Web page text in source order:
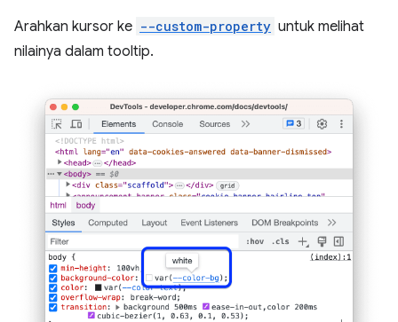
Arahkan kursor ke --custom-property untuk melihat
nilainya dalam tooltip.